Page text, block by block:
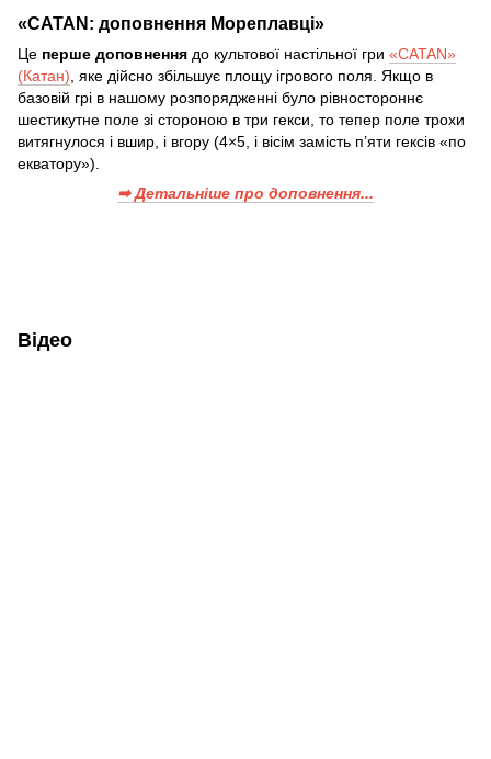
«CATAN: доповнення Мореплавці»
Це перше доповнення до культової настільної гри «CATAN»
(Катан), яке дійсно збільшує площу ігрового поля. Якщо в
базовій грі в нашому розпорядженні було рівностороннє
шестикутне поле зі стороною в три гекси, то тепер поле трохи
витягнулося і вшир, і вгору (4×5, і вісім замість п’яти гексів «по
екватору»).
➡ Детальніше про доповнення...
Відео